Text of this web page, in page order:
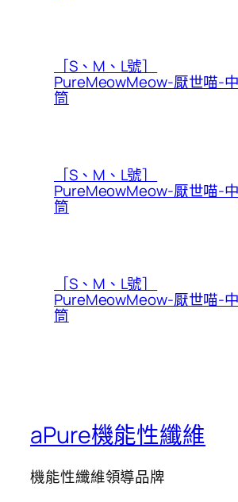
［S、M、L號］
PureMeowMeow-厭世喵-中
筒
［S、M、L號］
PureMeowMeow-厭世喵-中
筒
［S、M、L號］
PureMeowMeow-厭世喵-中
筒
aPure機能性纖維
機能性纖維領導品牌